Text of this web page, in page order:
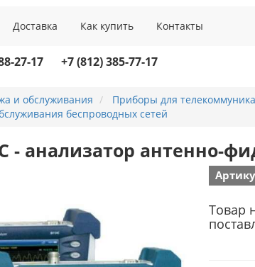
Доставка Как купить Контакты
27-17 +7 (812) 385-77-17
и обслуживания
Приборы для
беспроводных сетей
- анализатор антенно-
Товар